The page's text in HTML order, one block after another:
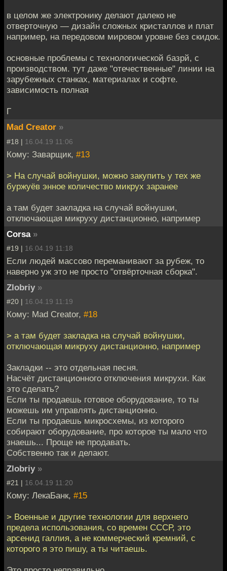
в целом же электронику делают далеко не
отверточную — дизайн сложных кристаллов и плат
например, на передовом мировом уровне без скидок.
основные проблемы с технологической базрй, с
производством. тут даже "отечественные" линии на
зарубежных станках, материалах и софте.
зависимость полная
Г
Mad Creator »
#18 | 16.04.19 11:06
Кому: Заварщик, #13
> На случай войнушки, можно закупить у тех же
буржуёв энное количество микрух заранее
а там будет закладка на случай войнушки,
отключающая микруху дистанционно, например
Corsa »
#19 | 16.04.19 11:18
Если людей массово переманивают за рубеж, то
наверно уж это не просто "отвёрточная сборка".
Zlobriy »
#20 | 16.04.19 11:19
Кому: Mad Creator, #18
> а там будет закладка на случай войнушки,
отключающая микруху дистанционно, например
Закладки -- это отдельная песня.
Насчёт дистанционного отключения микрухи. Как
это сделать?
Если ты продаешь готовое оборудование, то ты
можешь им управлять дистанционно.
Если ты продаешь микросхемы, из которого
собирают оборудование, про которое ты мало что
знаешь... Проще не продавать.
Собственно так и делают.
Zlobriy »
#21 | 16.04.19 11:20
Кому: ЛекаБанк, #15
> Военные и другие технологии для верхнего
предела использования, со времен СССР, это
арсенид галлия, а не коммерческий кремний, с
которого я это пишу, а ты читаешь.